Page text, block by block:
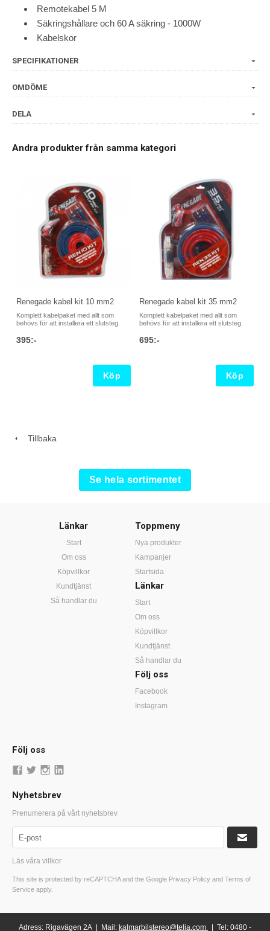
Remotekabel 5 M
Säkringshållare och 60 A säkring - 1000W
Kabelskor
SPECIFIKATIONER
OMDÖME
DELA
Andra produkter från samma kategori
Renegade kabel kit 10 mm2
Komplett kabelpaket med allt som
behövs för att installera ett slutsteg.
395:-
Köp
Renegade kabel kit 35 mm2
Komplett kabelpaket med allt som
behövs för att installera ett slutsteg.
695:-
Köp
Tillbaka
Se hela sortimentet
Länkar
Start
Om oss
Köpvillkor
Kundtjänst
Så handlar du
Toppmeny
Nya produkter
Kampanjer
Startsida
Länkar
Start
Om oss
Köpvillkor
Kundtjänst
Så handlar du
Följ oss
Facebook
Instagram
Följ oss
Nyhetsbrev
Prenumerera på vårt nyhetsbrev
Läs våra villkor
This site is protected by reCAPTCHA and the Google Privacy Policy and Terms of
Service apply.
Adress: Rigavägen 2A | Mail: kalmarbilstereo@telia.com | Tel: 0480 -